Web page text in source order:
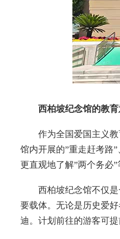
西柏坡纪念馆的教育
作为全国爱国主义教
馆内开展的”重走赶考路
更直观地了解”两个务必
西柏坡纪念馆不仅是
要载体。无论是历史爱
迪。计划前往的游客可